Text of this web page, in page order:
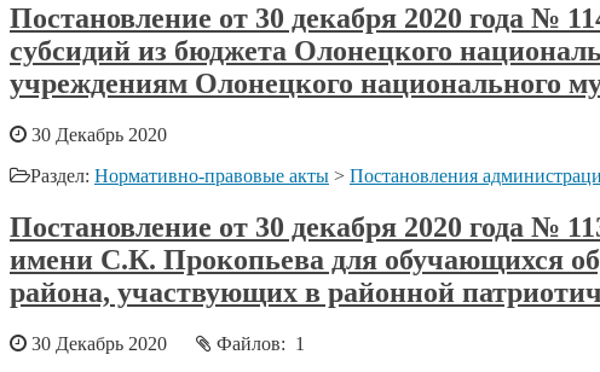
Постановление от 30 декабря 2020 года №
субсидий из бюджета Олонецкого
учреждениям Олонецкого национального
30 Декабрь 2020
Раздел: Нормативно-правовые акты > Постановления
Постановление от 30 декабря 2020 года №
имени С.К. Прокопьева для обучающихся
района, участвующих в районной
30 Декабрь 2020
Файлов: 1